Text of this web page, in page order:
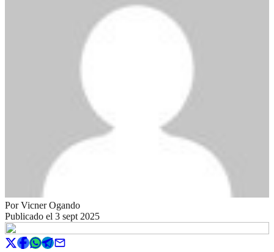
PorVicner Ogando
Publicado el 3 sept 2025